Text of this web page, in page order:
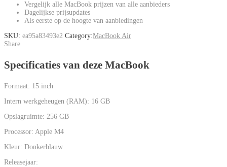
Vergelijk alle MacBook prijzen van alle aanbieders
Dagelijkse prijsupdates
Als eerste op de hoogte van aanbiedingen
SKU: ea95a83493e2 Category:MacBook Air
Share
Specificaties van deze MacBook
Formaat: 15 inch
Intern werkgeheugen (RAM): 16 GB
Opslagruimte: 256 GB
Processor: Apple M4
Kleur: Donkerblauw
Releasejaar: